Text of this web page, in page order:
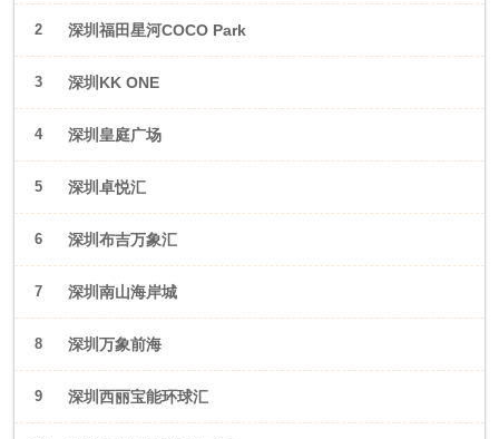
2 深圳福田星河COCO Park
3 深圳KK ONE
4 深圳皇庭广场
5 深圳卓悦汇
6 深圳布吉万象汇
7 深圳南山海岸城
8 深圳万象前海
9 深圳西丽宝能环球汇